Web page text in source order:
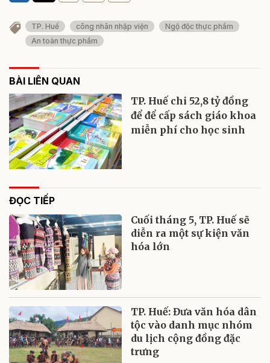
TP. Huế công nhân nhập viện
Ngộ độc thực phẩm
An toàn thực phẩm
BÀI LIÊN QUAN
TP. Huế chi 52,8 tỷ đồng
để để cấp sách giáo khoa
miễn phí cho học sinh
ĐỌC TIẾP
Cuối tháng 5, TP. Huế sẽ
diễn ra một sự kiện văn
hóa lớn
TP. Huế: Đưa văn hóa dân
tộc vào danh mục nhóm
du lịch cộng đồng đặc
trưng